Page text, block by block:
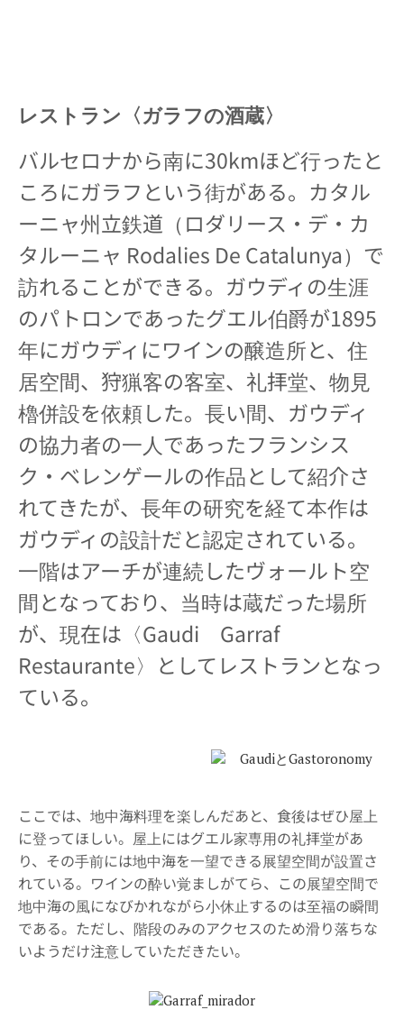
レストラン〈ガラフの酒蔵〉
バルセロナから南に30kmほど行ったと
ころにガラフという街がある。カタル
ーニャ州立鉄道（ロダリース・デ・カ
タルーニャ Rodalies De Catalunya）で
訪れることができる。ガウディの生涯
のパトロンであったグエル伯爵が1895
年にガウディにワインの醸造所と、住
居空間、狩猟客の客室、礼拝堂、物見
櫓併設を依頼した。長い間、ガウディ
の協力者の一人であったフランシス
ク・ベレンゲールの作品として紹介さ
れてきたが、長年の研究を経て本作は
ガウディの設計だと認定されている。
一階はアーチが連続したヴォールト空
間となっており、当時は蔵だった場所
が、現在は〈Gaudi Garraf
Restaurante〉としてレストランとなっ
ている。
ここでは、地中海料理を楽しんだあと、食後はぜひ屋上
に登ってほしい。屋上にはグエル家専用の礼拝堂があ
り、その手前には地中海を一望できる展望空間が設置さ
れている。ワインの酔い覚ましがてら、この展望空間で
地中海の風になびかれながら小休止するのは至福の瞬間
である。ただし、階段のみのアクセスのため滑り落ちな
いようだけ注意していただきたい。